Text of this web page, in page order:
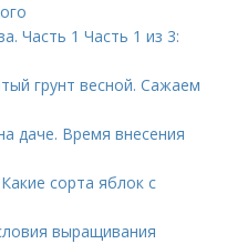
Часть 1 Часть 1 из 3:
грунт весной. Сажаем
даче. Время внесения
сорта яблок с
выращивания